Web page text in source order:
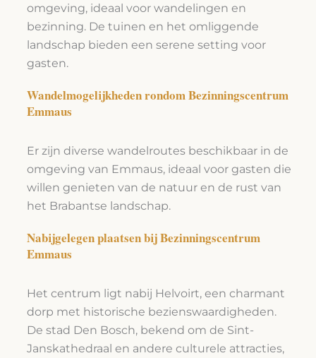
omgeving, ideaal voor wandelingen en
bezinning. De tuinen en het omliggende
landschap bieden een serene setting voor
gasten.
Wandelmogelijkheden rondom Bezinningscentrum
Emmaus
Er zijn diverse wandelroutes beschikbaar in de
omgeving van Emmaus, ideaal voor gasten die
willen genieten van de natuur en de rust van
het Brabantse landschap.
Nabijgelegen plaatsen bij Bezinningscentrum
Emmaus
Het centrum ligt nabij Helvoirt, een charmant
dorp met historische bezienswaardigheden.
De stad Den Bosch, bekend om de Sint-
Janskathedraal en andere culturele attracties,